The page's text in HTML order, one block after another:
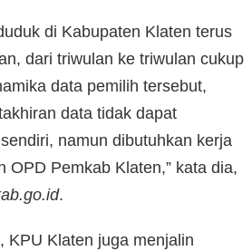
di Kabupaten Klaten terus
dari triwulan ke triwulan cukup
data pemilih tersebut,
data tidak dapat
namun dibutuhkan kerja
OPD Pemkab Klaten,” kata dia,
.
KPU Klaten juga menjalin